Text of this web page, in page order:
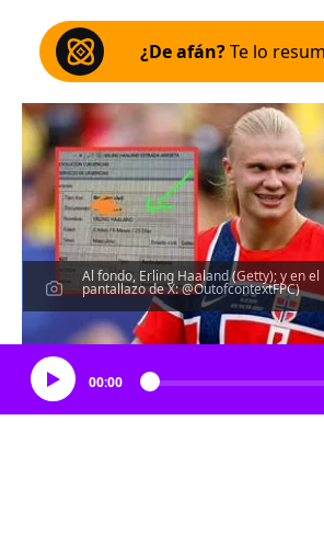
¿De afán?Te lo
Al fondo, Erling Haaland (Getty); y en
pantallazo de X: @OutofcontextFPC)
Escucha el
00:00